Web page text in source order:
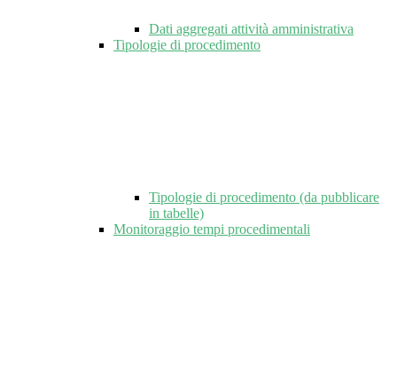
Dati aggregati attività amministrativa
Tipologie di procedimento
Tipologie di procedimento (da pubblicare
in tabelle)
Monitoraggio tempi procedimentali